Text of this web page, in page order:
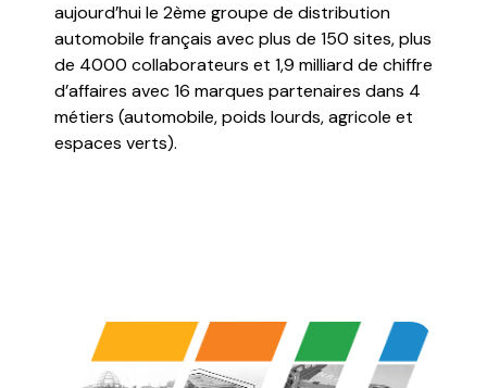
aujourd’hui le 2ème groupe de distribution
automobile français avec plus de 150 sites, plus
de 4000 collaborateurs et 1,9 milliard de chiffre
d’affaires avec 16 marques partenaires dans 4
métiers (automobile, poids lourds, agricole et
espaces verts).